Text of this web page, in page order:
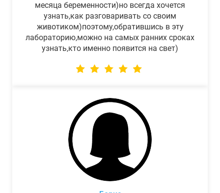
месяца беременности)но всегда хочется
узнать,как разговаривать со своим
животиком)поэтому,обратившись в эту
лабораторию,можно на самых ранних сроках
узнать,кто именно появится на свет)